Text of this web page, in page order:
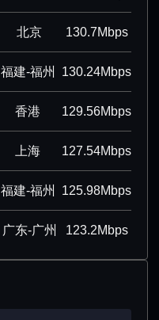
北京 130.7Mbps
福建-福州 130.24Mbps
香港 129.56Mbps
上海 127.54Mbps
福建-福州 125.98Mbps
广东-广州 123.2Mbps